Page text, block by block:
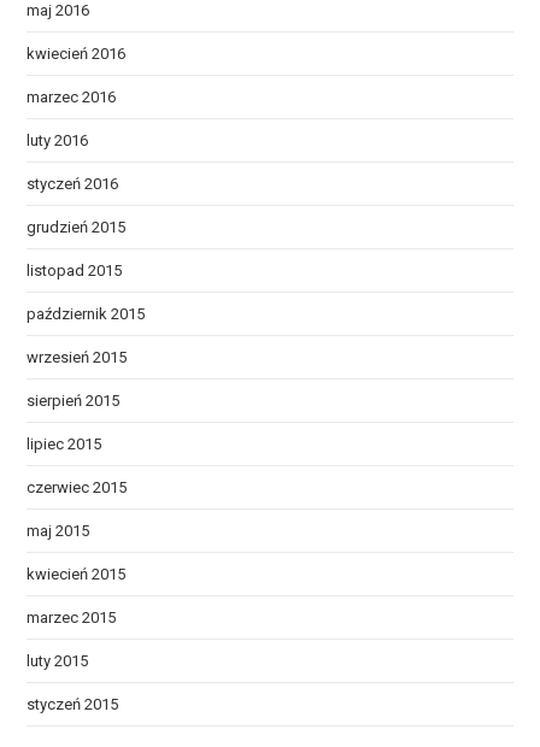
maj 2016
kwiecień 2016
marzec 2016
luty 2016
styczeń 2016
grudzień 2015
listopad 2015
październik 2015
wrzesień 2015
sierpień 2015
lipiec 2015
czerwiec 2015
maj 2015
kwiecień 2015
marzec 2015
luty 2015
styczeń 2015